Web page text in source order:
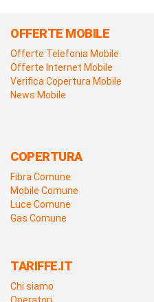
OFFERTE MOBILE
Offerte Telefonia Mobile
Offerte Internet Mobile
Verifica Copertura Mobile
News Mobile
COPERTURA
Fibra Comune
Mobile Comune
Luce Comune
Gas Comune
TARIFFE.IT
Chi siamo